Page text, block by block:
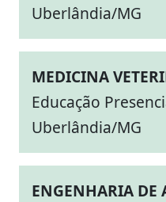
Uberlândia/MG
MEDICINA
Educação
Uberlândia/MG
ENGENHARIA DE